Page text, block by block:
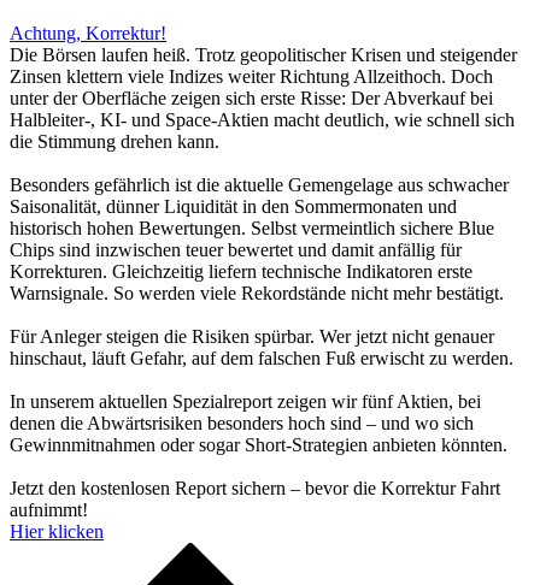
Achtung, Korrektur!
Die Börsen laufen heiß. Trotz geopolitischer Krisen und steigender
Zinsen klettern viele Indizes weiter Richtung Allzeithoch. Doch
unter der Oberfläche zeigen sich erste Risse: Der Abverkauf bei
Halbleiter-, KI- und Space-Aktien macht deutlich, wie schnell sich
die Stimmung drehen kann.
Besonders gefährlich ist die aktuelle Gemengelage aus schwacher
Saisonalität, dünner Liquidität in den Sommermonaten und
historisch hohen Bewertungen. Selbst vermeintlich sichere Blue
Chips sind inzwischen teuer bewertet und damit anfällig für
Korrekturen. Gleichzeitig liefern technische Indikatoren erste
Warnsignale. So werden viele Rekordstände nicht mehr bestätigt.
Für Anleger steigen die Risiken spürbar. Wer jetzt nicht genauer
hinschaut, läuft Gefahr, auf dem falschen Fuß erwischt zu werden.
In unserem aktuellen Spezialreport zeigen wir fünf Aktien, bei
denen die Abwärtsrisiken besonders hoch sind – und wo sich
Gewinnmitnahmen oder sogar Short-Strategien anbieten könnten.
Jetzt den kostenlosen Report sichern – bevor die Korrektur Fahrt
aufnimmt!
Hier klicken